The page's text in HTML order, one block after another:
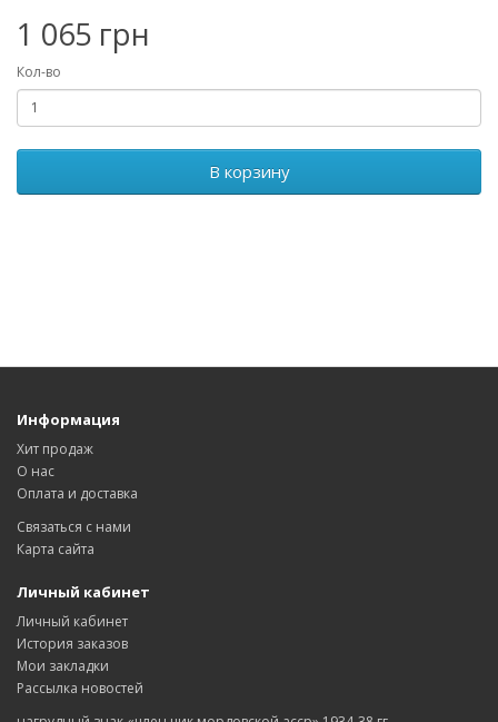
1 065 грн
Кол-во
В корзину
Информация
Хит продаж
О нас
Оплата и доставка
Связаться с нами
Карта сайта
Личный кабинет
Личный кабинет
История заказов
Мои закладки
Рассылка новостей